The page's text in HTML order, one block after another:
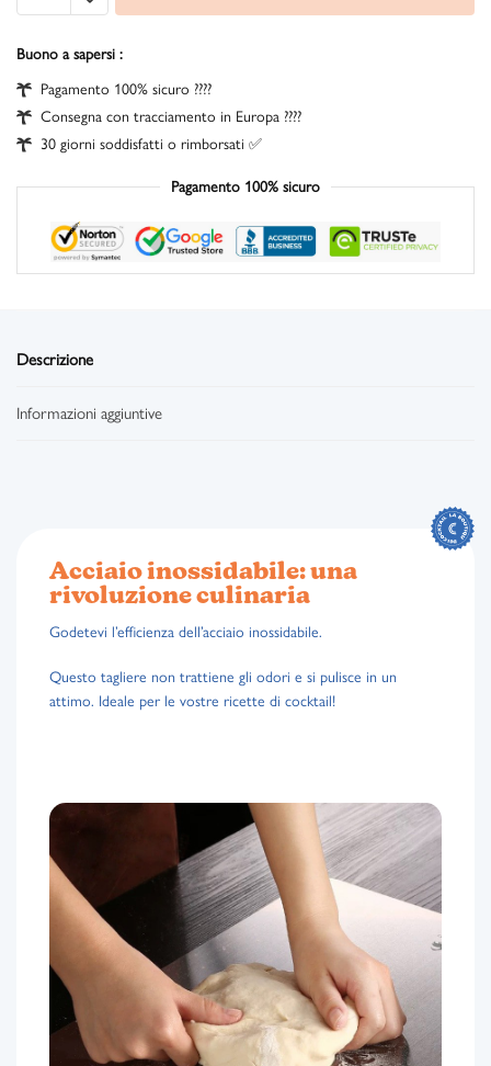
Buono a sapersi :
Pagamento 100% sicuro ????
Consegna con tracciamento in Europa ????
30 giorni soddisfatti o rimborsati ✅
Pagamento 100% sicuro
Descrizione
Informazioni aggiuntive
Acciaio inossidabile: una
rivoluzione culinaria
Godetevi l’efficienza dell’acciaio inossidabile.
Questo tagliere non trattiene gli odori e si pulisce in un
attimo. Ideale per le vostre ricette di cocktail!